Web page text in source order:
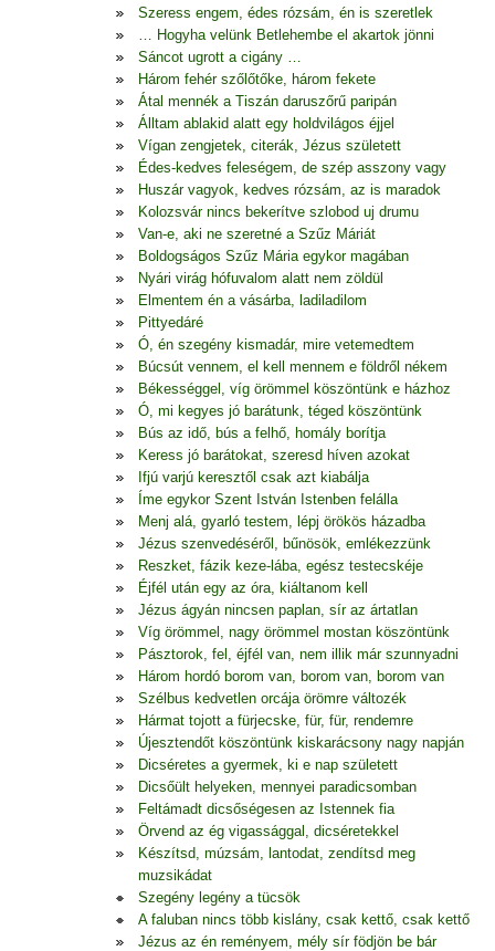
Szeress engem, édes rózsám, én is szeretlek
… Hogyha velünk Betlehembe el akartok jönni
Sáncot ugrott a cigány …
Három fehér szőlőtőke, három fekete
Átal mennék a Tiszán daruszőrű paripán
Álltam ablakid alatt egy holdvilágos éjjel
Vígan zengjetek, citerák, Jézus született
Édes-kedves feleségem, de szép asszony vagy
Huszár vagyok, kedves rózsám, az is maradok
Kolozsvár nincs bekerítve szlobod uj drumu
Van-e, aki ne szeretné a Szűz Máriát
Boldogságos Szűz Mária egykor magában
Nyári virág hófuvalom alatt nem zöldül
Elmentem én a vásárba, ladiladilom
Pittyedáré
Ó, én szegény kismadár, mire vetemedtem
Búcsút vennem, el kell mennem e földről nékem
Békességgel, víg örömmel köszöntünk e házhoz
Ó, mi kegyes jó barátunk, téged köszöntünk
Bús az idő, bús a felhő, homály borítja
Keress jó barátokat, szeresd híven azokat
Ifjú varjú keresztől csak azt kiabálja
Íme egykor Szent István Istenben felálla
Menj alá, gyarló testem, lépj örökös házadba
Jézus szenvedéséről, bűnösök, emlékezzünk
Reszket, fázik keze-lába, egész testecskéje
Éjfél után egy az óra, kiáltanom kell
Jézus ágyán nincsen paplan, sír az ártatlan
Víg örömmel, nagy örömmel mostan köszöntünk
Pásztorok, fel, éjfél van, nem illik már szunnyadni
Három hordó borom van, borom van, borom van
Szélbus kedvetlen orcája örömre változék
Hármat tojott a fürjecske, für, für, rendemre
Újesztendőt köszöntünk kiskarácsony nagy napján
Dicséretes a gyermek, ki e nap született
Dicsőült helyeken, mennyei paradicsomban
Feltámadt dicsőségesen az Istennek fia
Örvend az ég vigassággal, dicséretekkel
Készítsd, múzsám, lantodat, zendítsd meg
muzsikádat
Szegény legény a tücsök
A faluban nincs több kislány, csak kettő, csak kettő
Jézus az én reményem, mély sír födjön be bár